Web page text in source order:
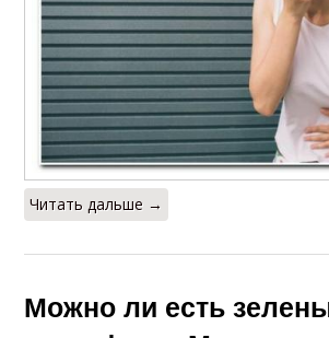
Читать дальше →
Можно ли есть